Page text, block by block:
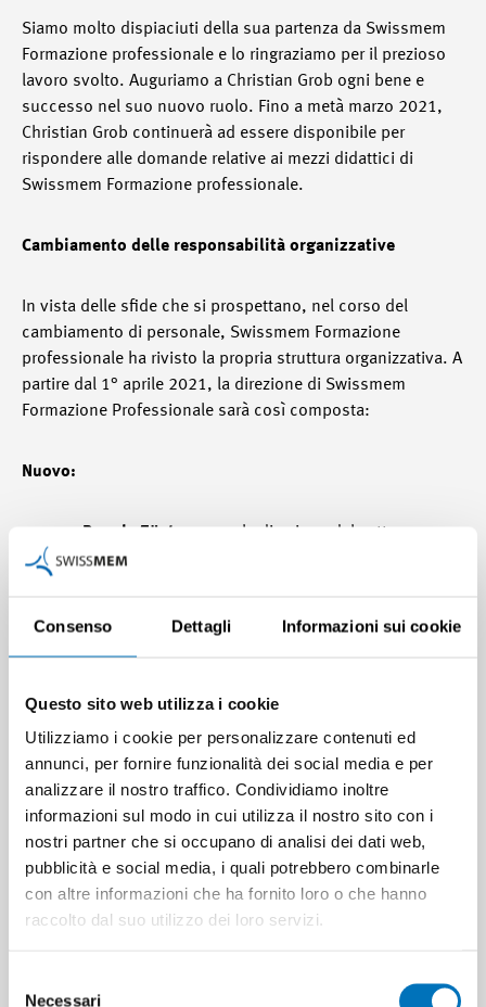
Consenso Dettagli Informazioni sui cookie
Questo sito web utilizza i cookie
Utilizziamo i cookie per personalizzare contenuti ed
annunci, per fornire funzionalità dei social media e per
analizzare il nostro traffico. Condividiamo inoltre
informazioni sul modo in cui utilizza il nostro sito con i
nostri partner che si occupano di analisi dei dati web,
pubblicità e social media, i quali potrebbero combinarle
con altre informazioni che ha fornito loro o che hanno
raccolto dal suo utilizzo dei loro servizi.
Necessari
Siamo molto dispiaciuti della sua partenza da Swissmem
Formazione professionale e lo ringraziamo per il prezioso
lavoro svolto. Auguriamo a Christian Grob ogni bene e
successo nel suo nuovo ruolo. Fino a metà marzo 2021,
Christian Grob continuerà ad essere disponibile per
rispondere alle domande relative ai mezzi didattici di
Swissmem Formazione professionale.
Cambiamento delle responsabilità organizzative
In vista delle sfide che si prospettano, nel corso del
cambiamento di personale, Swissmem Formazione
professionale ha rivisto la propria struttura organizzativa. A
partire dal 1° aprile 2021, la direzione di Swissmem
Formazione Professionale sarà così composta:
Nuovo:
Regula Züst
assume la direzione del settore
Progetti di sviluppo
piattaforme di studio. Inoltre, Regula Züst
continuerà ad essere responsabile della
seguito all'ampliamento del campo d'attività di
Regula Züst, Swissmem è attualmente alla ricerca
di
un/una capoprogetto per la formazione
commerciale di base
.
(giornate di formazione professionale,
fiere professionali) / campionati delle professioni
(in precedenza